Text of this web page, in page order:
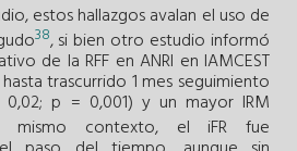
estos hallazgos avalan el uso de
38, si bien otro estudio informó
de la RFF en ANRI en IAMCEST
trascurrido 1 mes seguimiento
0,02; p = 0,001) y un mayor IRM
contexto, el iFR fue